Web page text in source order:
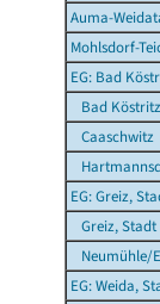
Auma-
Mohlsdorf-
EG: Bad
Bad
Caaschwitz
EG: Greiz,
Greiz, Stadt
Neumühle/
EG: Weida,